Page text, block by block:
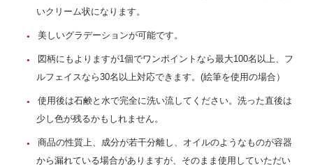
いクリーム状になります。
美しいグラデーションが可能です。
図柄にもよりますが1個でワンポイントなら最大100名以上、フ
ルフェイスなら30名以上対応できます。(絵筆を使用の場合）
使用後は石鹸と水で完全に洗い流してください。洗った直後は
少し色が残るかもしれません。
商品の性質上、成分が若干分離し、オイルのようなものが容器
から漏れている場合がありますが、そのまま使用していただい